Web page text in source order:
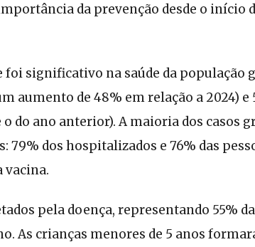
da prevenção desde o início
foi significativo na saúde da população
aumento de 48% em relação a 2024) e
do ano anterior). A maioria dos casos
79% dos hospitalizados e 76% das
vacina.
pela doença, representando 55%
As crianças menores de 5 anos